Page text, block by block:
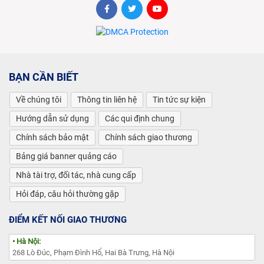
BẠN CẦN BIẾT
Về chúng tôi Thông tin liên hệ
Tin tức sự kiện
Hướng dẫn sử dụng
Các qui định chung
Chính sách bảo mật
Chính sách giao thương
Bảng giá banner quảng cáo
Nhà tài trợ, đối tác, nhà cung cấp
Hỏi đáp, câu hỏi thường gặp
ĐIỂM KẾT NỐI GIAO THƯƠNG
• Hà Nội:
268 Lò Đúc, Phạm Đình Hổ, Hai Bà Trưng, Hà Nội